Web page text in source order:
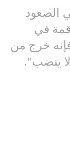
الصعود
قمة في
فإنه خرج من
ينضب".